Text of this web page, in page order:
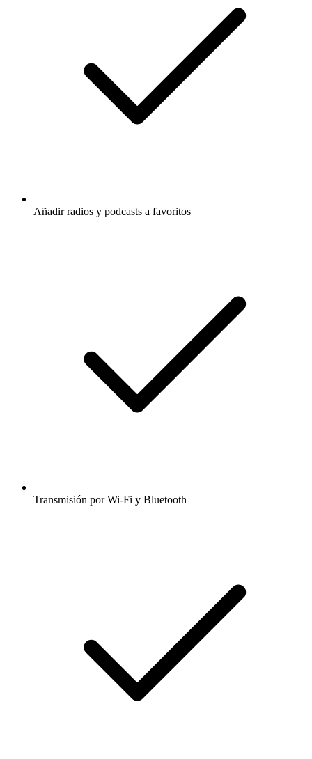
Añadir radios y podcasts a favoritos
Transmisión por Wi-Fi y Bluetooth